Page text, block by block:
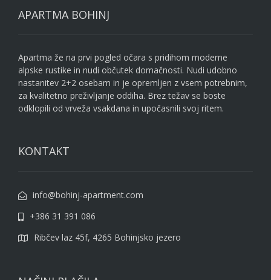
APARTMA BOHINJ
Apartma že na prvi pogled očara s pridihom moderne
alpske rustike in nudi občutek domačnosti. Nudi udobno
nastanitev 2+2 osebam in je opremljen z vsem potrebnim,
za kvalitetno preživljanje oddiha. Brez težav se boste
odklopili od vrveža vsakdana in upočasnili svoj ritem.
KONTAKT
info@bohinj-apartment.com
+386 31 391 086
Ribčev laz 45f, 4265 Bohinjsko jezero